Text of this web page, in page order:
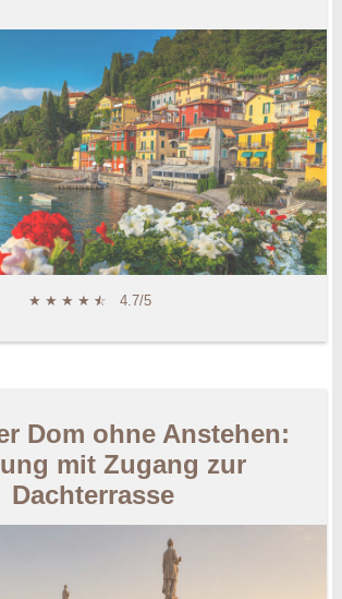
★ ★ ★ ★ ★
☆ 4.7/5
Dom ohne Anstehen:
mit Zugang zur
Dachterrasse